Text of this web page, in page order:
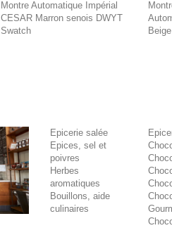
Montre Automatique Impérial
CESAR Marron senois DWYT
Swatch
Epicerie salée
Epices, sel et
poivres
Herbes
aromatiques
Bouillons, aide
culinaires